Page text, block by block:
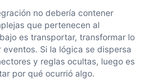
no debería contener
que pertenecen al
es transportar, transformar lo
Si la lógica se dispersa
y reglas ocultas, luego es
por qué ocurrió algo.